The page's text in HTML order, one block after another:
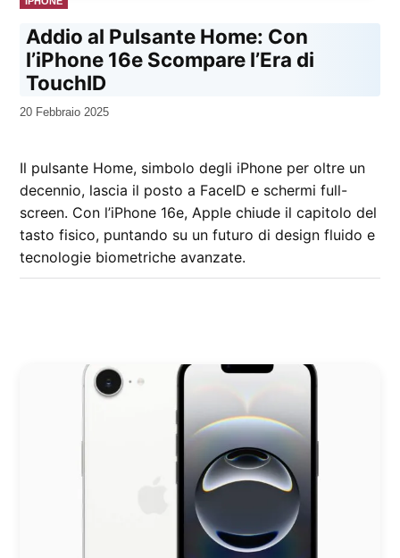
IN
Addio al Pulsante Home: Con
l’iPhone 16e Scompare l’Era di
TouchID
da
20 Febbraio 2025
Il pulsante Home, simbolo degli iPhone per oltre un
decennio, lascia il posto a FaceID e schermi full-
screen. Con l’iPhone 16e, Apple chiude il capitolo del
tasto fisico, puntando su un futuro di design fluido e
tecnologie biometriche avanzate.